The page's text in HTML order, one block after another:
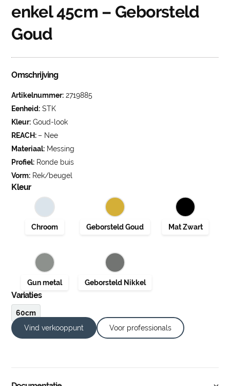
enkel 45cm – Geborsteld
Goud
Omschrijving
Artikelnummer: 2719885
Eenheid: STK
Kleur: Goud-look
REACH: – Nee
Materiaal: Messing
Profiel: Ronde buis
Vorm: Rek/beugel
Kleur
Variaties
60cm
Vind verkooppunt
Voor professionals